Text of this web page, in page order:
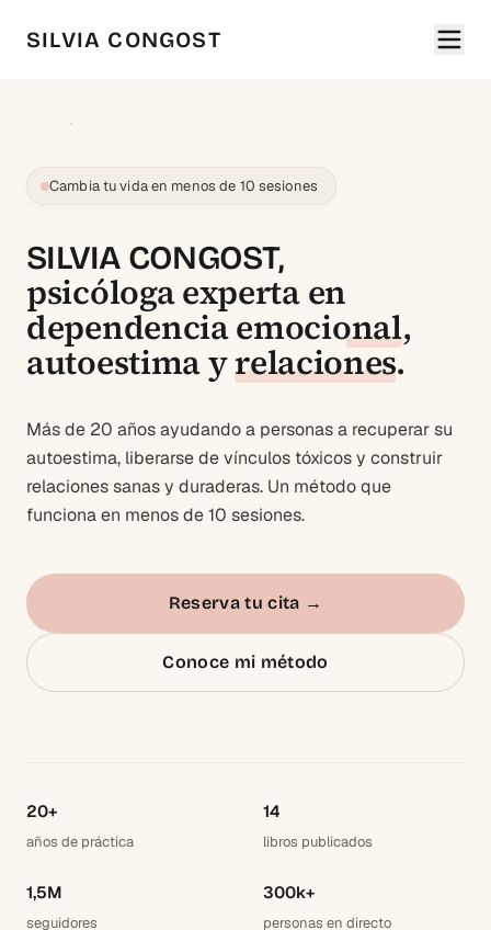
SILVIA CONGOST
Cambia tu vida en menos de 10 sesiones
SILVIA CONGOST,
psicóloga experta en
dependencia emocional,
autoestimayrelaciones.
Más de 20 años ayudando a personas a recuperar su
autoestima, liberarse de vínculos tóxicos y construir
relaciones sanas y duraderas. Un método que
funciona en menos de 10 sesiones.
Reserva tu cita →
Conoce mi método
20+
años de práctica
14
libros publicados
1,5M
seguidores
300k+
personas en directo